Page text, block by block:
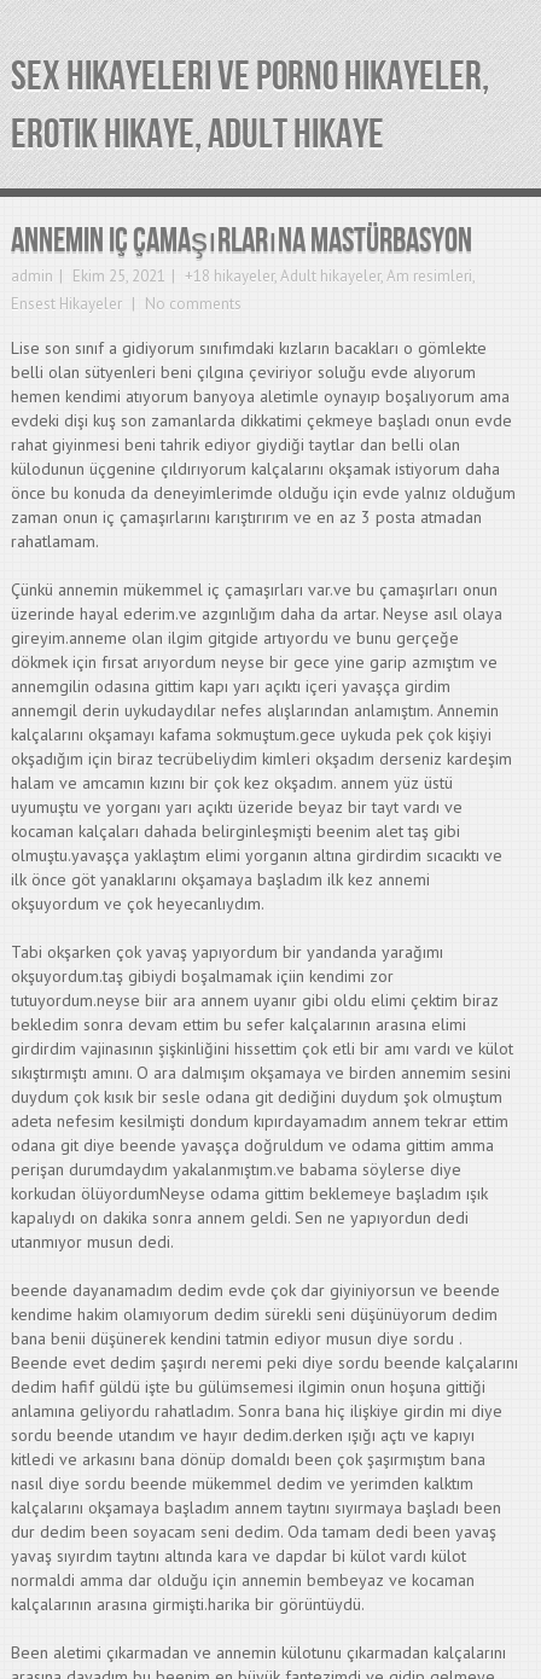
SEX HIKAYELERI VE PORNO HIKAYELER,
EROTIK HIKAYE, ADULT HIKAYE
Annemin iç çamaşırlarına mastürbasyon
admin Ekim 25, 2021 +18 hikayeler,Adult hikayeler,Am resimleri,
Ensest Hikayeler
No comments
Lise son sınıf a gidiyorum sınıfımdaki kızların bacakları o gömlekte
belli olan sütyenleri beni çılgına çeviriyor soluğu evde alıyorum
hemen kendimi atıyorum banyoya aletimle oynayıp boşalıyorum ama
evdeki dişi kuş son zamanlarda dikkatimi çekmeye başladı onun evde
rahat giyinmesi beni tahrik ediyor giydiği taytlar dan belli olan
külodunun üçgenine çıldırıyorum kalçalarını okşamak istiyorum daha
önce bu konuda da deneyimlerimde olduğu için evde yalnız olduğum
zaman onun iç çamaşırlarını karıştırırım ve en az 3 posta atmadan
rahatlamam.
Çünkü annemin mükemmel iç çamaşırları var.ve bu çamaşırları onun
üzerinde hayal ederim.ve azgınlığım daha da artar. Neyse asıl olaya
gireyim.anneme olan ilgim gitgide artıyordu ve bunu gerçeğe
dökmek için fırsat arıyordum neyse bir gece yine garip azmıştım ve
annemgilin odasına gittim kapı yarı açıktı içeri yavaşça girdim
annemgil derin uykudaydılar nefes alışlarından anlamıştım. Annemin
kalçalarını okşamayı kafama sokmuştum.gece uykuda pek çok kişiyi
okşadığım için biraz tecrübeliydim kimleri okşadım derseniz kardeşim
halam ve amcamın kızını bir çok kez okşadım. annem yüz üstü
uyumuştu ve yorganı yarı açıktı üzeride beyaz bir tayt vardı ve
kocaman kalçaları dahada belirginleşmişti beenim alet taş gibi
olmuştu.yavaşça yaklaştım elimi yorganın altına girdirdim sıcacıktı ve
ilk önce göt yanaklarını okşamaya başladım ilk kez annemi
okşuyordum ve çok heyecanlıydım.
Tabi okşarken çok yavaş yapıyordum bir yandanda yarağımı
okşuyordum.taş gibiydi boşalmamak içiin kendimi zor
tutuyordum.neyse biir ara annem uyanır gibi oldu elimi çektim biraz
bekledim sonra devam ettim bu sefer kalçalarının arasına elimi
girdirdim vajinasının şişkinliğini hissettim çok etli bir amı vardı ve külot
sıkıştırmıştı amını. O ara dalmışım okşamaya ve birden annemim sesini
duydum çok kısık bir sesle odana git dediğini duydum şok olmuştum
adeta nefesim kesilmişti dondum kıpırdayamadım annem tekrar ettim
odana git diye beende yavaşça doğruldum ve odama gittim amma
perişan durumdaydım yakalanmıştım.ve babama söylerse diye
korkudan ölüyordumNeyse odama gittim beklemeye başladım ışık
kapalıydı on dakika sonra annem geldi. Sen ne yapıyordun dedi
utanmıyor musun dedi.
beende dayanamadım dedim evde çok dar giyiniyorsun ve beende
kendime hakim olamıyorum dedim sürekli seni düşünüyorum dedim
bana benii düşünerek kendini tatmin ediyor musun diye sordu .
Beende evet dedim şaşırdı neremi peki diye sordu beende kalçalarını
dedim hafif güldü işte bu gülümsemesi ilgimin onun hoşuna gittiği
anlamına geliyordu rahatladım. Sonra bana hiç ilişkiye girdin mi diye
sordu beende utandım ve hayır dedim.derken ışığı açtı ve kapıyı
kitledi ve arkasını bana dönüp domaldı been çok şaşırmıştım bana
nasıl diye sordu beende mükemmel dedim ve yerimden kalktım
kalçalarını okşamaya başladım annem taytını sıyırmaya başladı been
dur dedim been soyacam seni dedim. Oda tamam dedi been yavaş
yavaş sıyırdım taytını altında kara ve dapdar bi külot vardı külot
normaldi amma dar olduğu için annemin bembeyaz ve kocaman
kalçalarının arasına girmişti.harika bir görüntüydü.
Been aletimi çıkarmadan ve annemin külotunu çıkarmadan kalçalarını